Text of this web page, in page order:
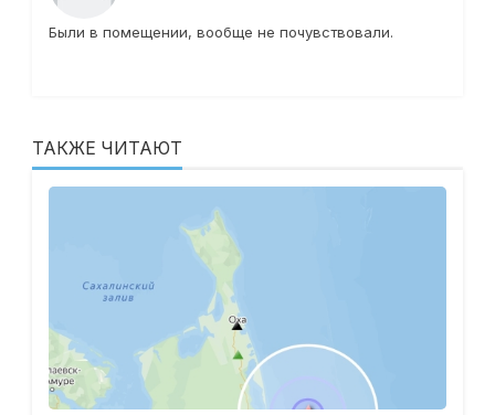
Были в помещении, вообще не почувствовали.
ТАКЖЕ ЧИТАЮТ